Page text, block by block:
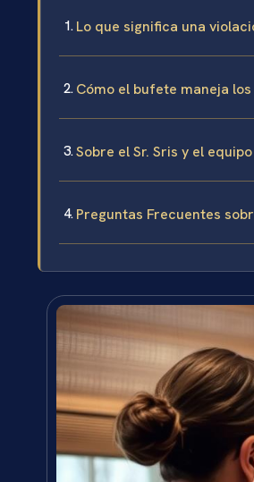
Lo que significa una
Cómo el bufete maneja
Sobre el Sr. Sris y el
Preguntas Frecuentes